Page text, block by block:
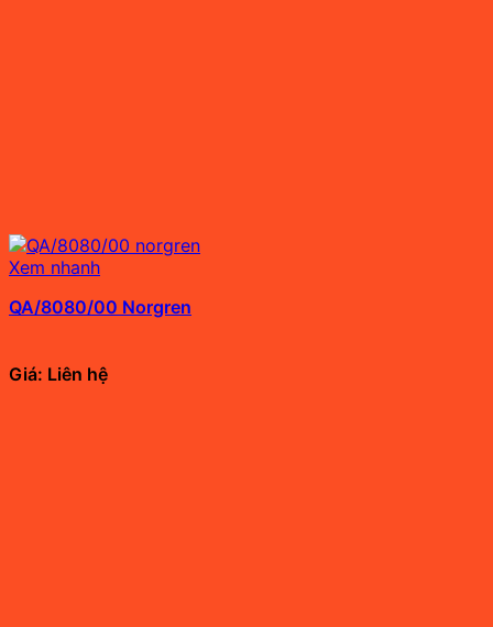
Xem nhanh
QA/8080/00 Norgren
Giá: Liên hệ